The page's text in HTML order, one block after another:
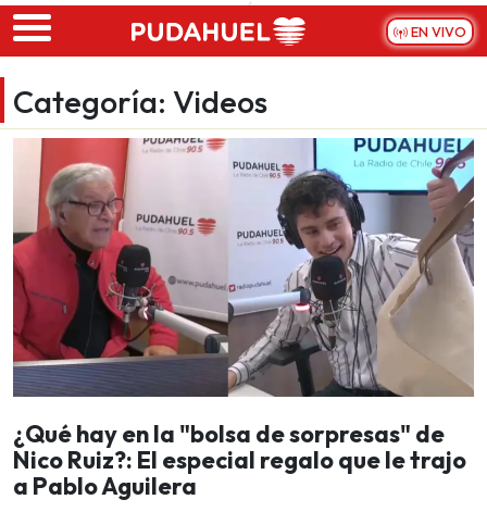
Skip to main content
EN VIVO
Categoría: Videos
¿Qué hay en la "bolsa de sorpresas" de
Nico Ruiz?: El especial regalo que le trajo
a Pablo Aguilera